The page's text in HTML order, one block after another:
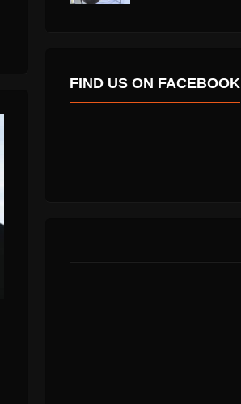
FIND US ON FACEBOOK